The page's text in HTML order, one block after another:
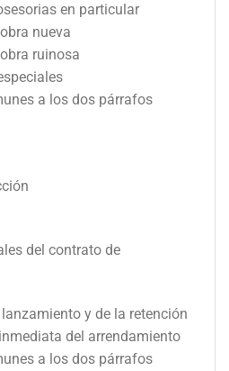
en particular
nueva
ruinosa
a los dos párrafos
del contrato de
y de la retención
del arrendamiento
a los dos párrafos